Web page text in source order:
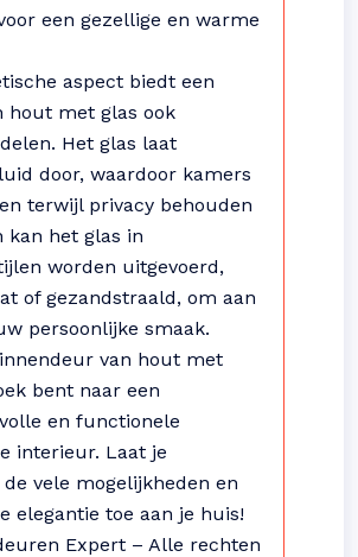
een gezellige en warme
aspect biedt een
hout met glas ook
Het glas laat
door, waardoor kamers
terwijl privacy behouden
kan het glas in
worden uitgevoerd,
of gezandstraald, om aan
persoonlijke smaak.
van hout met
bent naar een
en functionele
interieur. Laat je
vele mogelijkheden en
elegantie toe aan je huis!
Expert – Alle rechten